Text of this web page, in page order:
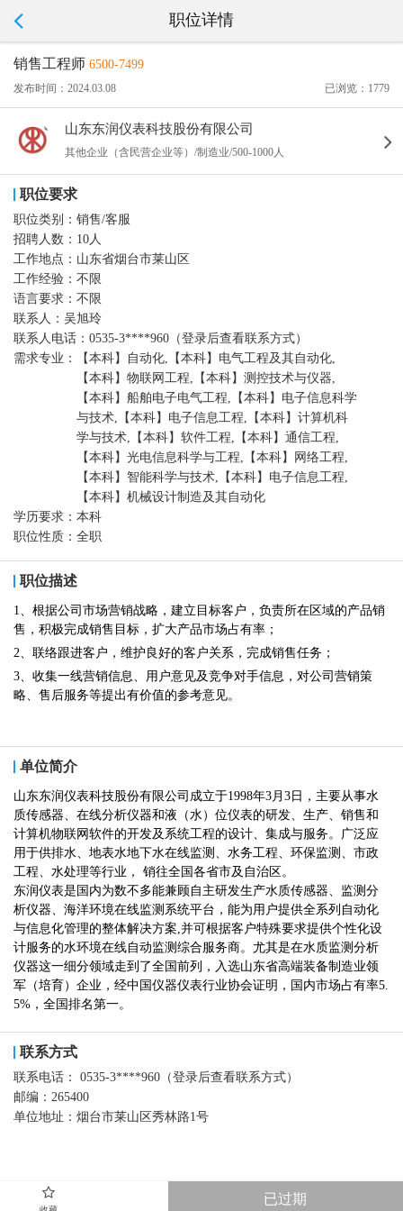
职位详情
销售工程师 6500-7499
发布时间：2024.03.08 已浏览：1779
山东东润仪表科技股份有限公司
其他企业（含民营企业等）/制造业/500-1000人
职位要求
职位类别： 销售/客服
招聘人数： 10人
工作地点： 山东省烟台市莱山区
工作经验： 不限
语言要求： 不限
联系人： 吴旭玲
联系人电话： 0535-3****960（登录后查看联系方式）
需求专业：
【本科】自动化,【本科】电气工程及其自动化,
【本科】物联网工程,【本科】测控技术与仪器,
【本科】船舶电子电气工程,【本科】电子信息科学
与技术,【本科】电子信息工程,【本科】计算机科
学与技术,【本科】软件工程,【本科】通信工程,
【本科】光电信息科学与工程,【本科】网络工程,
【本科】智能科学与技术,【本科】电子信息工程,
【本科】机械设计制造及其自动化
学历要求： 本科
职位性质： 全职
职位描述
1、根据公司市场营销战略，建立目标客户，负责所在区域的产品销
售，积极完成销售目标，扩大产品市场占有率；
2、联络跟进客户，维护良好的客户关系，完成销售任务；
3、收集一线营销信息、用户意见及竞争对手信息，对公司营销策
略、售后服务等提出有价值的参考意见。
单位简介
山东东润仪表科技股份有限公司成立于1998年3月3日，主要从事水
质传感器、在线分析仪器和液（水）位仪表的研发、生产、销售和
计算机物联网软件的开发及系统工程的设计、集成与服务。广泛应
用于供排水、地表水地下水在线监测、水务工程、环保监测、市政
工程、水处理等行业， 销往全国各省市及自治区。
东润仪表是国内为数不多能兼顾自主研发生产水质传感器、监测分
析仪器、海洋环境在线监测系统平台，能为用户提供全系列自动化
与信息化管理的整体解决方案,并可根据客户特殊要求提供个性化设
计服务的水环境在线自动监测综合服务商。尤其是在水质监测分析
仪器这一细分领域走到了全国前列，入选山东省高端装备制造业领
军（培育）企业，经中国仪器仪表行业协会证明，国内市场占有率5.
5%，全国排名第一。
联系方式
联系电话：
0535-3****960（登录后查看联系方式）
邮编： 265400
单位地址： 烟台市莱山区秀林路1号
已过期